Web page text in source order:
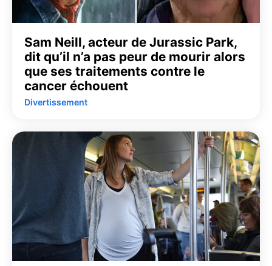
Sam Neill, acteur de Jurassic Park,
dit qu’il n’a pas peur de mourir alors
que ses traitements contre le
cancer échouent
Divertissement